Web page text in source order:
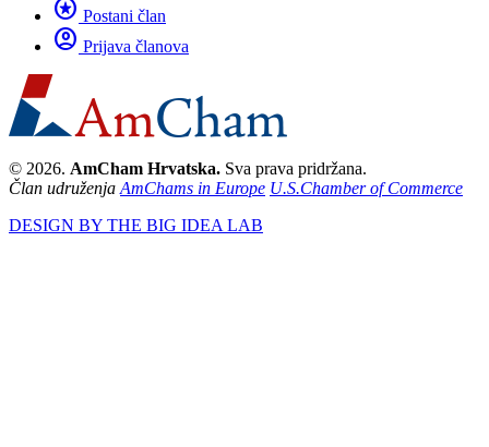
stars Postani član
account_circle Prijava članova
© 2026. AmCham Hrvatska. Sva prava pridržana.
Član udruženja AmChams in Europe U.S.Chamber of Commerce
DESIGN BY THE BIG IDEA LAB